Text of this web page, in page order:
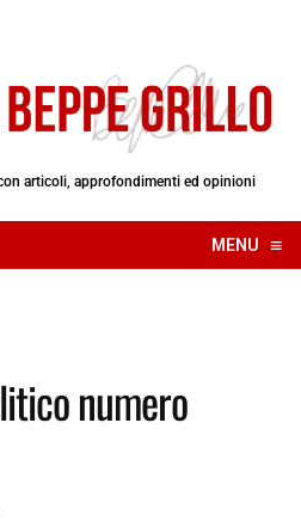
articoli, approfondimenti ed opinioni
MENU ≡
☰
numero